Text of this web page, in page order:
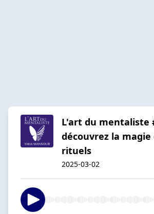
L'art du mentaliste
découvrez la magie
rituels
2025-03-02